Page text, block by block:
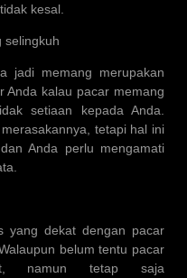
kesal.
selingkuh
jadi memang merupakan
Anda kalau pacar memang
setiaan kepada Anda.
tetapi hal ini
Anda perlu mengamati
yang dekat dengan pacar
belum tentu pacar
namun tetap saja